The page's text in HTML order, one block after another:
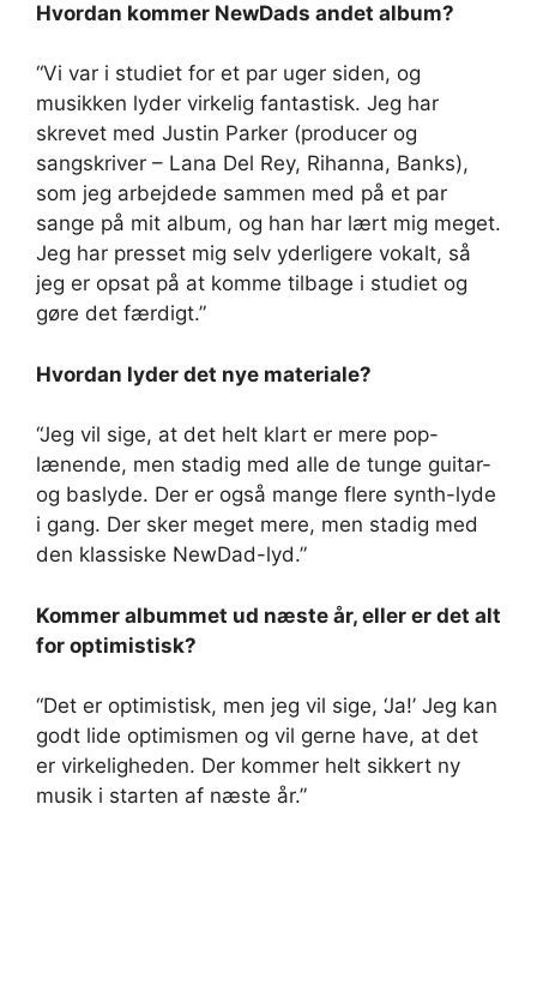
Hvordan kommer NewDads andet album?
“Vi var i studiet for et par uger siden, og
musikken lyder virkelig fantastisk. Jeg har
skrevet med Justin Parker (producer og
sangskriver – Lana Del Rey, Rihanna, Banks),
som jeg arbejdede sammen med på et par
sange på mit album, og han har lært mig meget.
Jeg har presset mig selv yderligere vokalt, så
jeg er opsat på at komme tilbage i studiet og
gøre det færdigt.”
Hvordan lyder det nye materiale?
“Jeg vil sige, at det helt klart er mere pop-
lænende, men stadig med alle de tunge guitar-
og baslyde. Der er også mange flere synth-lyde
i gang. Der sker meget mere, men stadig med
den klassiske NewDad-lyd.”
Kommer albummet ud næste år, eller er det alt
for optimistisk?
“Det er optimistisk, men jeg vil sige, ‘Ja!’ Jeg kan
godt lide optimismen og vil gerne have, at det
er virkeligheden. Der kommer helt sikkert ny
musik i starten af ​​næste år.”